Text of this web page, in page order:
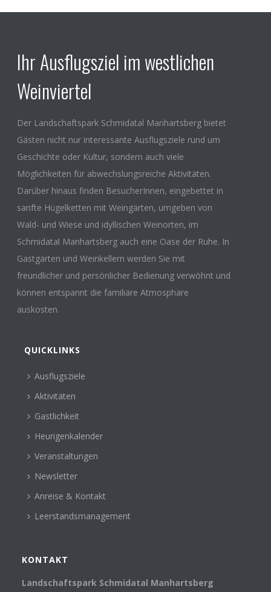
Ihr Ausflugsziel im westlichen
Weinviertel
Der Landschaftspark Schmidatal Manhartsberg bietet
Gästen nicht nur interessante Ausflugsziele rund um
Geschichte oder Kultur, sondern auch viele
Möglichkeiten für abwechslungsreiche Aktivitäten.
Darüber hinaus finden BesucherInnen, eingebettet in
sanfte Hügelketten mit Weingärten, umgeben von
Wald- und Wiese und idyllischen Weinorten, im
Schmidatal Manhartsberg auch eine Oase der Ruhe. In
Gastgärten und Weinkellern werden Sie mit
freundlicher und persönlicher Bedienung verwöhnt und
können entspannt die familiäre Atmosphäre
auskosten.
QUICKLINKS
Ausflugsziele
Aktivitäten
Gastlichkeit
Heurigenkalender
Veranstaltungen
Newsletter
Anreise & Kontakt
Leerstandsmanagement
KONTAKT
Landschaftspark Schmidatal Manhartsberg